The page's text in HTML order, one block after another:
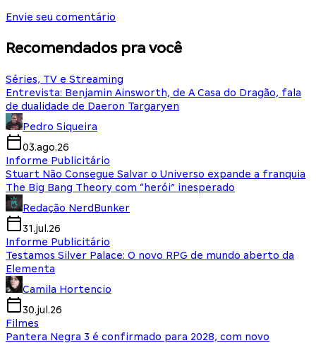
Envie seu comentário
Recomendados pra você
Séries, TV e Streaming
Entrevista: Benjamin Ainsworth, de A Casa do Dragão, fala
de dualidade de Daeron Targaryen
Pedro Siqueira
03.ago.26
Informe Publicitário
Stuart Não Consegue Salvar o Universo expande a franquia
The Big Bang Theory com “herói” inesperado
Redação NerdBunker
31.jul.26
Informe Publicitário
Testamos Silver Palace: O novo RPG de mundo aberto da
Elementa
Camila Hortencio
30.jul.26
Filmes
Pantera Negra 3 é confirmado para 2028, com novo